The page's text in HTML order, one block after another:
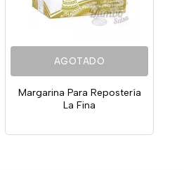
AGOTADO
Margarina Para Repostería
La Fina